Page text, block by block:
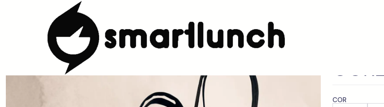
CARACTERISTICAS
COR